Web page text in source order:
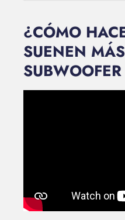
¿CÓMO
SUENEN